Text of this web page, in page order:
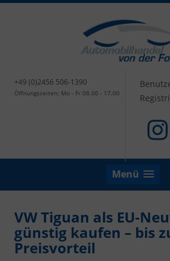
+49 (0)2456 506-1390
Öffnungszeiten: Mo - Fr 08.00 - 17.00
Menü
VW Tiguan als EU-
günstig kaufen – bis
Preisvorteil